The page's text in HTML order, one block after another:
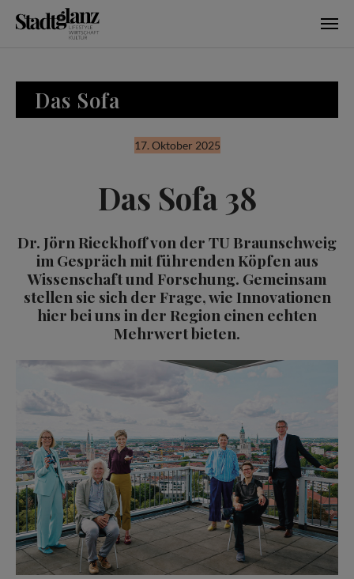
Das Sofa
17. Oktober 2025
Das Sofa 38
Dr. Jörn Rieckhoff von der TU Braunschweig
im Gespräch mit führenden Köpfen aus
Wissenschaft und Forschung. Gemeinsam
stellen sie sich der Frage, wie Innovationen
hier bei uns in der Region einen echten
Mehrwert bieten.